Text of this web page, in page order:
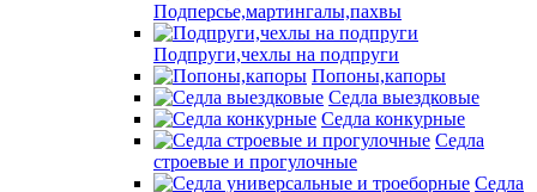
Подперсье,мартингалы,пахвы
Подпруги,чехлы на подпруги
Попоны,капоры
Седла выездковые
Седла конкурные
Седла
строевые и прогулочные
Седла